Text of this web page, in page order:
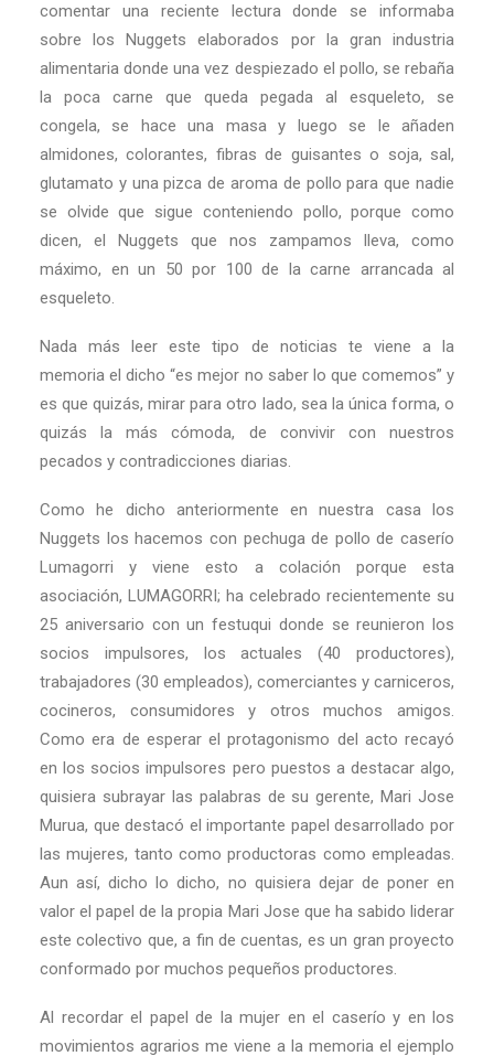
comentar una reciente lectura donde se informaba
sobre los Nuggets elaborados por la gran industria
alimentaria donde una vez despiezado el pollo, se rebaña
la poca carne que queda pegada al esqueleto, se
congela, se hace una masa y luego se le añaden
almidones, colorantes, fibras de guisantes o soja, sal,
glutamato y una pizca de aroma de pollo para que nadie
se olvide que sigue conteniendo pollo, porque como
dicen, el Nuggets que nos zampamos lleva, como
máximo, en un 50 por 100 de la carne arrancada al
esqueleto.
Nada más leer este tipo de noticias te viene a la
memoria el dicho “es mejor no saber lo que comemos” y
es que quizás, mirar para otro lado, sea la única forma, o
quizás la más cómoda, de convivir con nuestros
pecados y contradicciones diarias.
Como he dicho anteriormente en nuestra casa los
Nuggets los hacemos con pechuga de pollo de caserío
Lumagorri y viene esto a colación porque esta
asociación, LUMAGORRI; ha celebrado recientemente su
25 aniversario con un festuqui donde se reunieron los
socios impulsores, los actuales (40 productores),
trabajadores (30 empleados), comerciantes y carniceros,
cocineros, consumidores y otros muchos amigos.
Como era de esperar el protagonismo del acto recayó
en los socios impulsores pero puestos a destacar algo,
quisiera subrayar las palabras de su gerente, Mari Jose
Murua, que destacó el importante papel desarrollado por
las mujeres, tanto como productoras como empleadas.
Aun así, dicho lo dicho, no quisiera dejar de poner en
valor el papel de la propia Mari Jose que ha sabido liderar
este colectivo que, a fin de cuentas, es un gran proyecto
conformado por muchos pequeños productores.
Al recordar el papel de la mujer en el caserío y en los
movimientos agrarios me viene a la memoria el ejemplo